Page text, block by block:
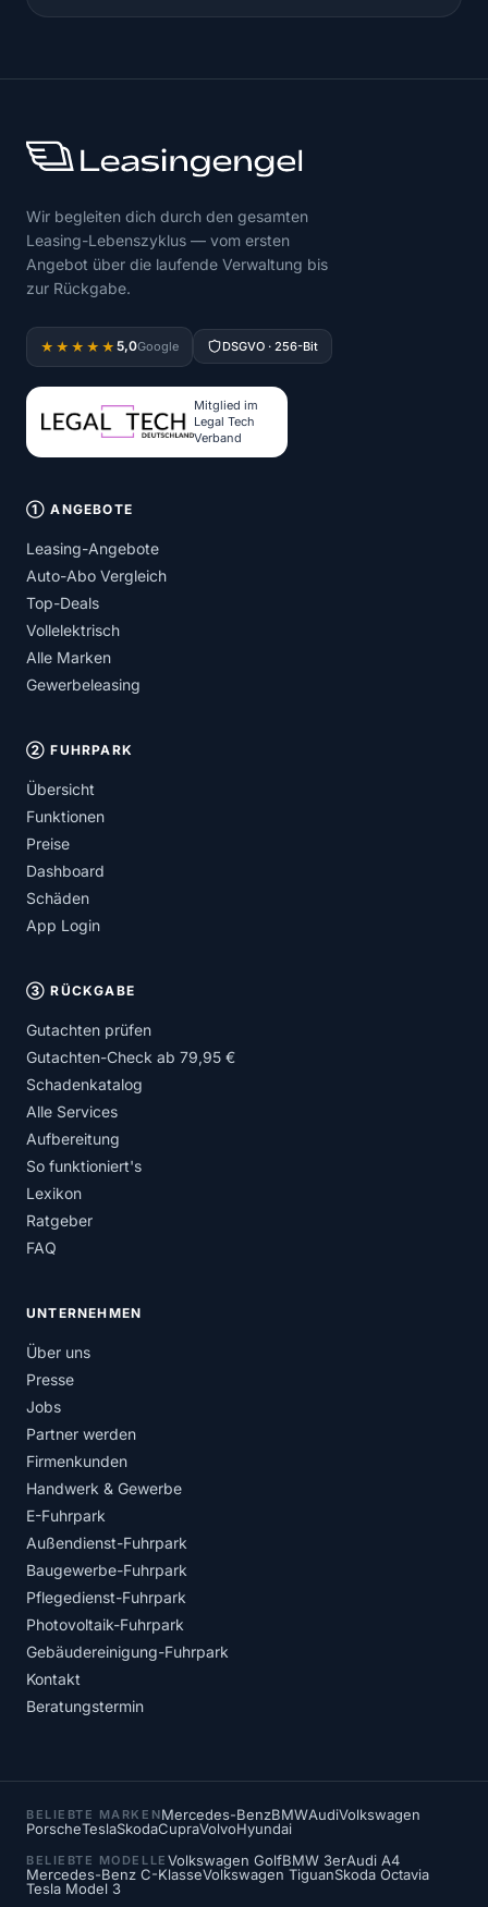
Wir begleiten dich durch den gesamten
Leasing-Lebenszyklus — vom ersten
Angebot über die laufende Verwaltung bis
zur Rückgabe.
★★★★★ 5,0Google DSGVO · 256-Bit
Mitglied im
Legal Tech
Verband
① ANGEBOTE
Leasing-Angebote
Auto-Abo Vergleich
Top-Deals
Vollelektrisch
Alle Marken
Gewerbeleasing
② FUHRPARK
Übersicht
Funktionen
Preise
Dashboard
Schäden
App Login
③ RÜCKGABE
Gutachten prüfen
Gutachten-Check ab 79,95 €
Schadenkatalog
Alle Services
Aufbereitung
So funktioniert's
Lexikon
Ratgeber
FAQ
UNTERNEHMEN
Über uns
Presse
Jobs
Partner werden
Firmenkunden
Handwerk & Gewerbe
E-Fuhrpark
Außendienst-Fuhrpark
Baugewerbe-Fuhrpark
Pflegedienst-Fuhrpark
Photovoltaik-Fuhrpark
Gebäudereinigung-Fuhrpark
Kontakt
Beratungstermin
BELIEBTE MARKENMercedes-BenzBMWAudiVolkswagen
PorscheTeslaSkodaCupraVolvoHyundai
BELIEBTE MODELLE Volkswagen GolfBMW 3erAudi A4
Mercedes-Benz C-KlasseVolkswagen TiguanSkoda Octavia
Tesla Model 3